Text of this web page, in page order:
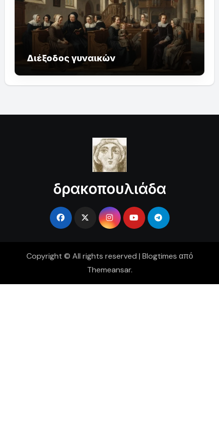
Διέξοδος γυναικών
δρακοπουλιάδα
Copyright © All rights reserved | Blogtimes από
Themeansar.